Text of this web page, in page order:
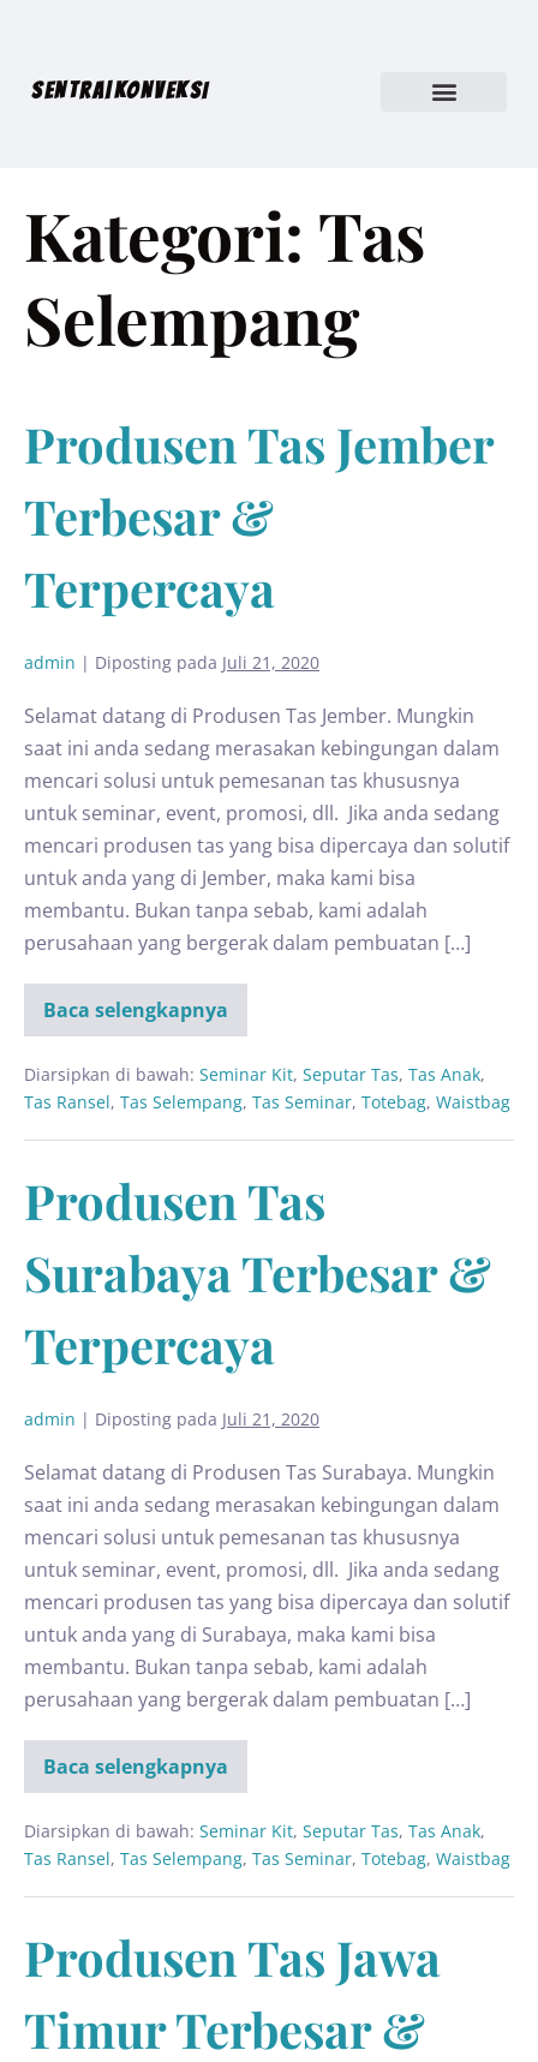
SENTRA|KONVEKSI
Kategori: Tas
Selempang
Produsen Tas Jember
Terbesar &
Terpercaya
admin | Diposting pada Juli 21, 2020
Selamat datang di Produsen Tas Jember. Mungkin
saat ini anda sedang merasakan kebingungan dalam
mencari solusi untuk pemesanan tas khususnya
untuk seminar, event, promosi, dll. Jika anda sedang
mencari produsen tas yang bisa dipercaya dan solutif
untuk anda yang di Jember, maka kami bisa
membantu. Bukan tanpa sebab, kami adalah
perusahaan yang bergerak dalam pembuatan […]
Baca selengkapnya
Diarsipkan di bawah: Seminar Kit, Seputar Tas, Tas Anak,
Tas Ransel, Tas Selempang, Tas Seminar, Totebag, Waistbag
Produsen Tas
Surabaya Terbesar &
Terpercaya
admin | Diposting pada Juli 21, 2020
Selamat datang di Produsen Tas Surabaya. Mungkin
saat ini anda sedang merasakan kebingungan dalam
mencari solusi untuk pemesanan tas khususnya
untuk seminar, event, promosi, dll. Jika anda sedang
mencari produsen tas yang bisa dipercaya dan solutif
untuk anda yang di Surabaya, maka kami bisa
membantu. Bukan tanpa sebab, kami adalah
perusahaan yang bergerak dalam pembuatan […]
Baca selengkapnya
Diarsipkan di bawah: Seminar Kit, Seputar Tas, Tas Anak,
Tas Ransel, Tas Selempang, Tas Seminar, Totebag, Waistbag
Produsen Tas Jawa
Timur Terbesar &